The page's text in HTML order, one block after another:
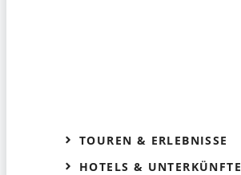
TOUREN & ERLEBNISSE
HOTELS & UNTERKÜNFTE